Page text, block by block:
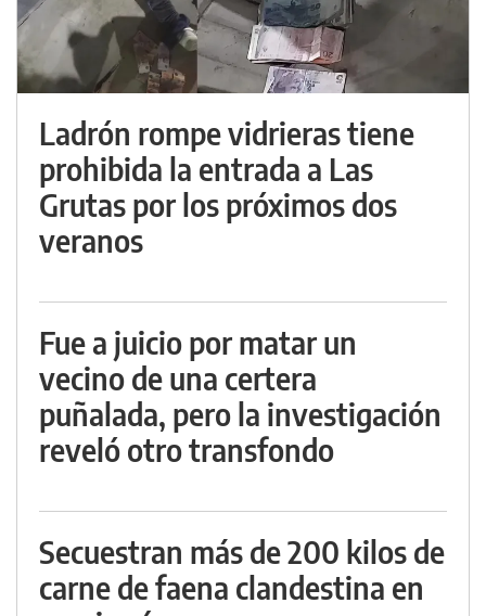
Ladrón rompe vidrieras tiene
prohibida la entrada a Las
Grutas por los próximos dos
veranos
Fue a juicio por matar un
vecino de una certera
puñalada, pero la investigación
reveló otro transfondo
Secuestran más de 200 kilos de
carne de faena clandestina en